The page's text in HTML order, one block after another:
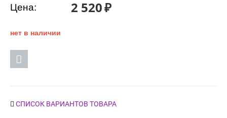
Цена: 2 520₽
нет в наличии
СПИСОК ВАРИАНТОВ ТОВАРА